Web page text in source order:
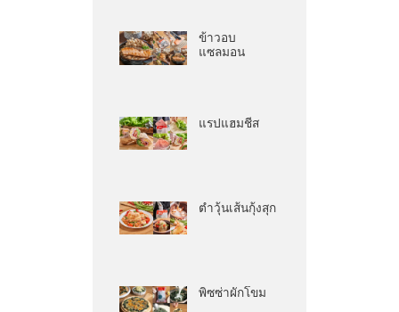
ข้าวอบ
แซลมอน
แรปแฮมชีส
ตำวุ้นเส้นกุ้งสุก
พิซซ่าผักโขม